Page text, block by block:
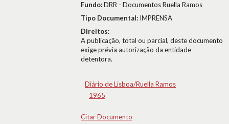
Fundo:DRR - Documentos Ruella Ramos
Tipo Documental: IMPRENSA
Direitos:
A publicação, total ou parcial, deste documento
exige prévia autorização da entidade
detentora.
Diário de Lisboa/Ruella Ramos
1965
Citar Documento